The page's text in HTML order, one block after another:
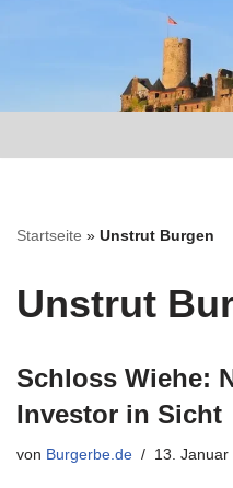
springen
Startseite » Unstrut Burgen
Unstrut
Schloss Wiehe:
Investor in Sicht
von Burgerbe.de 13. Januar